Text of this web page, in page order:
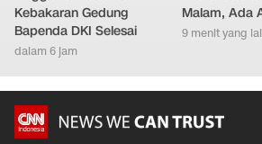
Jl Abdul Muis Ditutup
Bapenda DKI Selesai
dalam 6 jam
9 menit yang lalu